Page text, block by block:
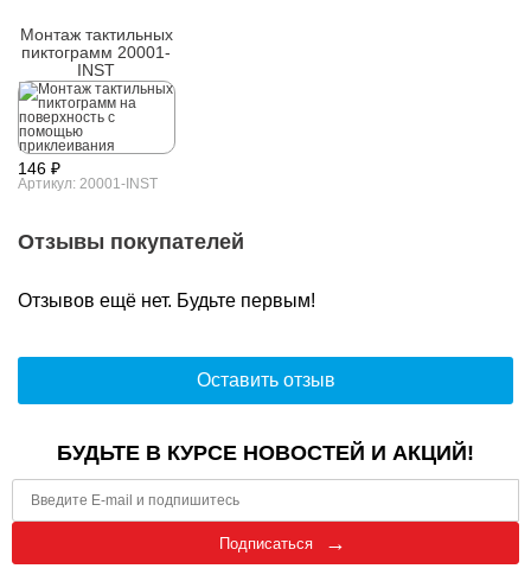
Монтаж тактильных
пиктограмм 20001-
INST
146 ₽
Артикул: 20001-INST
Отзывы покупателей
Отзывов ещё нет. Будьте первым!
Оставить отзыв
БУДЬТЕ В КУРСЕ НОВОСТЕЙ И АКЦИЙ!
Подписаться